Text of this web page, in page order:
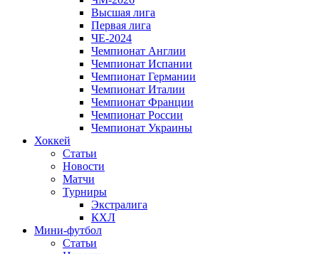
Высшая лига
Первая лига
ЧЕ-2024
Чемпионат Англии
Чемпионат Испании
Чемпионат Германии
Чемпионат Италии
Чемпионат Франции
Чемпионат России
Чемпионат Украины
Хоккей
Статьи
Новости
Матчи
Турниры
Экстралига
КХЛ
Мини-футбол
Статьи